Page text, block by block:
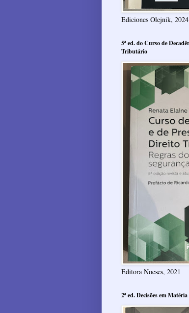
Ediciones Olejnik, 2024
5ª ed. do Curso de
Tributário
Editora Noeses, 2021
2ª ed. Decisões em